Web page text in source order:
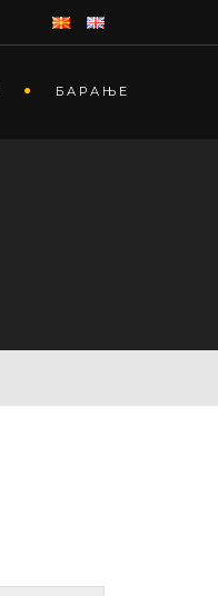
БАРАЊЕ